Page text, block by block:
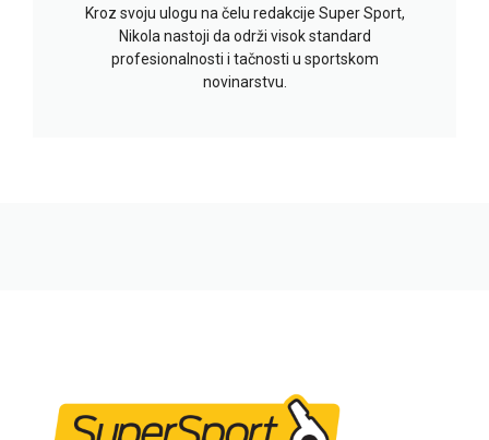
Kroz svoju ulogu na čelu redakcije Super Sport,
Nikola nastoji da održi visok standard
profesionalnosti i tačnosti u sportskom
novinarstvu.